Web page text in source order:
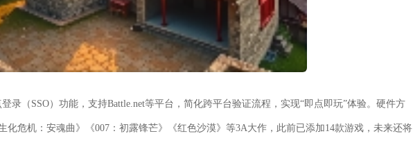
录（SSO）功能，支持Battle.net等平台，简化跨平台验证流程，实现“即点即玩”体验。硬件方
化危机：安魂曲》《007：初露锋芒》《红色沙漠》等3A大作，此前已添加14款游戏，未来还将